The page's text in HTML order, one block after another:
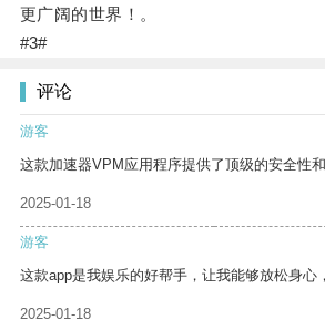
更广阔的世界！。
#3#
评论
游客
这款加速器VPM应用程序提供了顶级的安全性和
2025-01-18
游客
这款app是我娱乐的好帮手，让我能够放松身心
2025-01-18